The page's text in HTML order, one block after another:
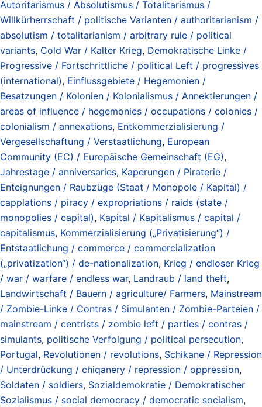
Autoritarismus / Absolutismus / Totalitarismus /
Willkürherrschaft / politische Varianten / authoritarianism /
absolutism / totalitarianism / arbitrary rule / political
variants, Cold War / Kalter Krieg, Demokratische Linke /
Progressive / Fortschrittliche / political Left / progressives
(international), Einflussgebiete / Hegemonien /
Besatzungen / Kolonien / Kolonialismus / Annektierungen /
areas of influence / hegemonies / occupations / colonies /
colonialism / annexations, Entkommerzialisierung /
Vergesellschaftung / Verstaatlichung, European
Community (EC) / Europäische Gemeinschaft (EG),
Jahrestage / anniversaries, Kaperungen / Piraterie /
Enteignungen / Raubzüge (Staat / Monopole / Kapital) /
capplations / piracy / expropriations / raids (state /
monopolies / capital), Kapital / Kapitalismus / capital /
capitalismus, Kommerzialisierung („Privatisierung“) /
Entstaatlichung / commerce / commercialization
(„privatization“) / de-nationalization, Krieg / endloser Krieg
/ war / warfare / endless war, Landraub / land theft,
Landwirtschaft / Bauern / agriculture/ Farmers, Mainstream
/ Zombie-Linke / Contras / Simulanten / Zombie-Parteien /
mainstream / centrists / zombie left / parties / contras /
simulants, politische Verfolgung / political persecution,
Portugal, Revolutionen / revolutions, Schikane / Repression
/ Unterdrückung / chiqanery / repression / oppression,
Soldaten / soldiers, Sozialdemokratie / Demokratischer
Sozialismus / social democracy / democratic socialism,